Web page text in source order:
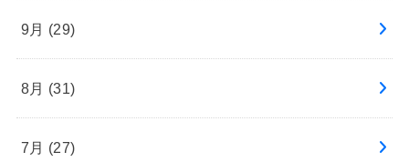
9月 (29)
8月 (31)
7月 (27)